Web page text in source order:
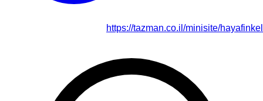
https://tazman.co.il/minisite/hayafinkel